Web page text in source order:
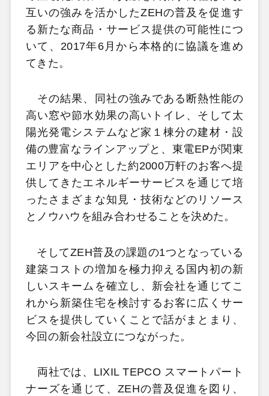
互いの強みを活かしたZEHの普及を促進す
る新たな商品・サービス提供の可能性につ
いて、2017年6月から本格的に協議を進め
てきた。
その結果、同社の強みである断熱性能の
高い窓や節水効果の高いトイレ、そして太
陽光発電システムなど家１棟分の建材・設
備の豊富なラインアップと、東電EPが関東
エリアを中心とした約2000万軒のお客へ提
供してきたエネルギーサービスを通じて培
ったさまざまな知見・技術などのリソース
とノウハウを組み合わせることを決めた。
そしてZEH普及の課題の1つとなっている
建築コストの増加を極力抑える国内初の新
しいスキームを確立し、新会社を通じてこ
れから新築住宅を検討するお客に広くサー
ビスを提供していくことで話がまとまり、
今回の新会社設立につながった。
両社では、LIXIL TEPCO スマートパート
ナーズを通じて、ZEHの普及促進を図り、